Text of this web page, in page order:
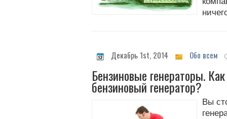
Декабрь 1st, 2014 Обо всем
Бензиновые генераторы.
бензиновый генератор?
Вы